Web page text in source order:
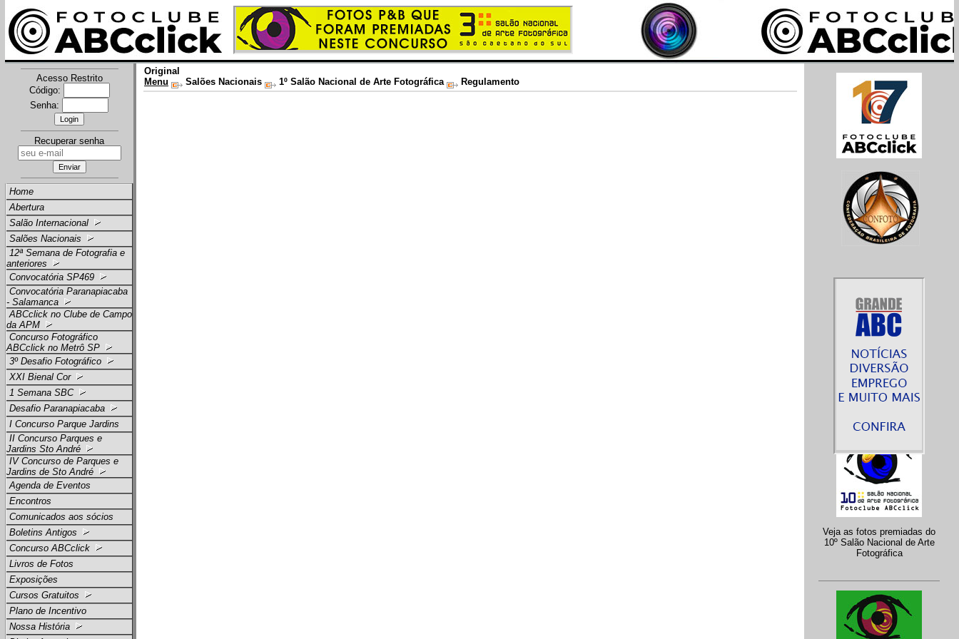
Acesso Restrito
Código:
Senha:
Recuperar senha
Home
Abertura
Salão Internacional
Salões Nacionais
12ª Semana de Fotografia e
anteriores
Convocatória SP469
Convocatória Paranapiacaba
- Salamanca
ABCclick no Clube de Campo
da APM
Concurso Fotográfico
ABCclick no Metrô SP
3º Desafio Fotográfico
XXI Bienal Cor
1 Semana SBC
Desafio Paranapiacaba
I Concurso Parque Jardins
II Concurso Parques e
Jardins Sto André
IV Concurso de Parques e
Jardins de Sto André
Agenda de Eventos
Encontros
Comunicados aos sócios
Boletins Antigos
Concurso ABCclick
Livros de Fotos
Exposições
Cursos Gratuitos
Plano de Incentivo
Nossa História
Original
Menu
Salões Nacionais 1º Salão Nacional de Arte Fotográfica Regulamento